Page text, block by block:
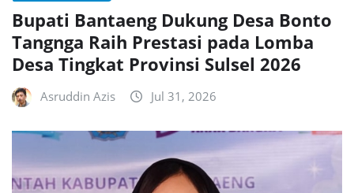
Bupati Bantaeng Dukung Desa Bonto
Tangnga Raih Prestasi pada Lomba
Desa Tingkat Provinsi Sulsel 2026
Asruddin Azis Jul 31, 2026